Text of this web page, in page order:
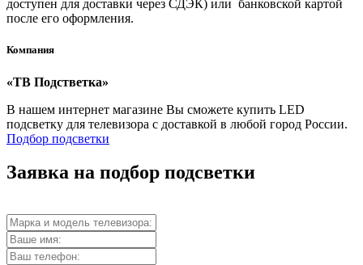
доступен для доставки через СДЭК) или банковской картой
после его оформления.
Компания
«ТВ Подстветка»
В нашем интернет магазине Вы сможете купить LED
подсветку для телевизора с доставкой в любой город России.
Подбор подсветки
Заявка на подбор подсветки